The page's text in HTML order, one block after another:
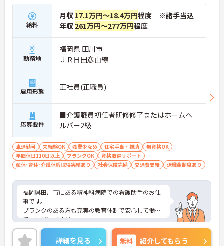
給料
月収 17.1万円～18.4万円程度 ※諸手当込
年収 261万円～277万円程度
勤務地
福岡県 田川市
ＪＲ日田彦山線
雇用形態 正社員(正職員)
応募要件
■介護職員初任者研修修了またはホームヘ
ルパー2級
車通勤可 未経験OK 残業少なめ 住宅手当・補助
無資格OK
年間休日110日以上
ブランクOK
資格取得サポート
産休･育休･介護休暇取得実績あり
社会保険完備 交通費支給 退職金制度あり
福岡県田川市にある精神科病院での看護助手のお仕
事です。
ブランクのある方も充実の教育体制で安心して働い
ていただけます◎
残業もほとんどございませんのでプライベートや家
庭との両立もしやすい環境です。
詳細を見る 無料 紹介してもらう